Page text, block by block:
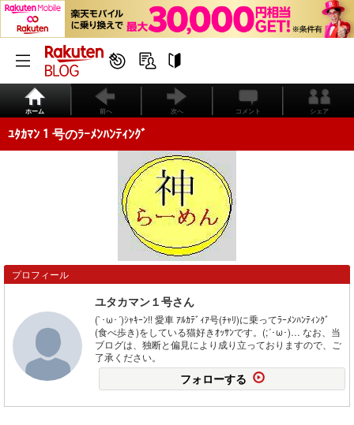
ホーム 前へ 次へ コメント シェア
ﾕﾀｶﾏﾝ１号のﾗｰﾒﾝﾊﾝﾃｨﾝｸﾞ
プロフィール
ユタカマン１号さん
(`･ω･´)ｼｬｷｰﾝ!! 愛車 ｱﾙｶﾃﾞｨｱ号(ﾁｬﾘ)に乗ってﾗｰﾒﾝﾊﾝﾃｨﾝｸﾞ
(食べ歩き)をしている猫好きｵｯｻﾝです。(;´･ω･)… なお、当
ブログは、独断と偏見により成り立っておりますので、ご
了承ください。
フォローする